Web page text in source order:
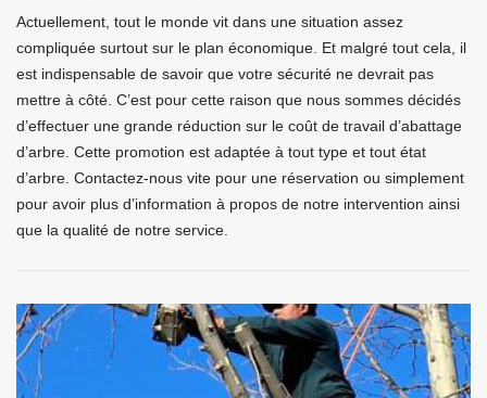
Actuellement, tout le monde vit dans une situation assez
compliquée surtout sur le plan économique. Et malgré tout cela, il
est indispensable de savoir que votre sécurité ne devrait pas
mettre à côté. C’est pour cette raison que nous sommes décidés
d’effectuer une grande réduction sur le coût de travail d’abattage
d’arbre. Cette promotion est adaptée à tout type et tout état
d’arbre. Contactez-nous vite pour une réservation ou simplement
pour avoir plus d’information à propos de notre intervention ainsi
que la qualité de notre service.